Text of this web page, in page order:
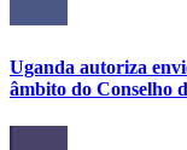
Uganda autoriza
âmbito do Conselho